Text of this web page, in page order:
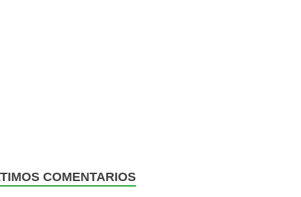
COMENTARIOS